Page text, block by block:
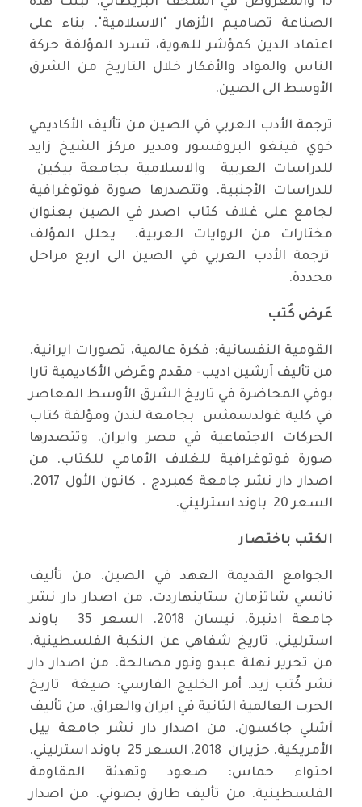
الصناعة تصاميم الأزهار "الاسلامية". بناء على
اعتماد الدين كمؤشر للهوية، تسرد المؤلفة حركة
الناس والمواد والأفكار خلال التاريخ من الشرق
الأوسط الى الصين.
ترجمة الأدب العربي في الصين من تأليف الأكاديمي
خوي فينغو البروفسور ومدير مركز الشيخ زايد
للدراسات العربية والاسلامية بجامعة بيكين
للدراسات الأجنبية. وتتصدرها صورة فوتوغرافية
لجامع على غلاف كتاب اصدر في الصين بعنوان
مختارات من الروايات العربية. يحلل المؤلف
ترجمة الأدب العربي في الصين الى اربع مراحل
محددة.
عَرض كُتب
القومية النفسانية: فكرة عالمية، تصورات ايرانية.
من تأليف آرشين اديب- مقدم وعَرض الأكاديمية تارا
بوفي المحاضرة في تاريخ الشرق الأوسط المعاصر
في كلية غولدسمثس بجامعة لندن ومؤلفة كتاب
الحركات الاجتماعية في مصر وايران. وتتصدرها
صورة فوتوغرافية للغلاف الأمامي للكتاب. من
اصدار دار نشر جامعة كمبردج . كانون الأول 2017.
السعر 20 باوند استرليني.
الكتب باختصار
الجوامع القديمة العهد في الصين. من تأليف
نانسي شاتزمان ستاينهاردت. من اصدار دار نشر
جامعة ادنبرة. نيسان 2018. السعر 35 باوند
استرليني. تاريخ شفاهي عن النكبة الفلسطينية.
من تحرير نهلة عبدو ونور مصالحة. من اصدار دار
نشر كُتب زيد. أمر الخليج الفارسي: صيغة تاريخ
الحرب العالمية الثانية في ايران والعراق. من تأليف
آشلي جاكسون. من اصدار دار نشر جامعة ييل
الأمريكية. حزيران 2018، السعر 25 باوند استرليني.
احتواء حماس: صعود وتهدئة المقاومة
الفلسطينية. من تأليف طارق بصوني. من اصدار